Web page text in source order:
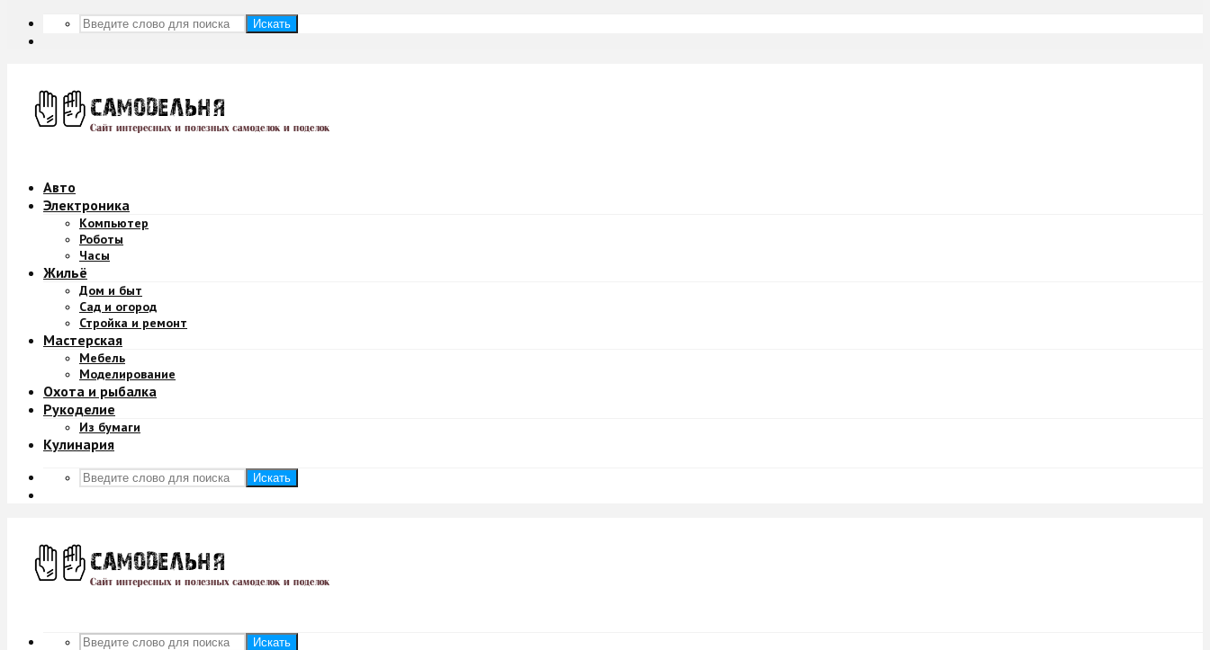
Искать
Авто
Электроника
Компьютер
Роботы
Часы
Жильё
Дом и быт
Сад и огород
Стройка и ремонт
Мастерская
Мебель
Моделирование
Охота и рыбалка
Рукоделие
Из бумаги
Кулинария
Искать
Искать